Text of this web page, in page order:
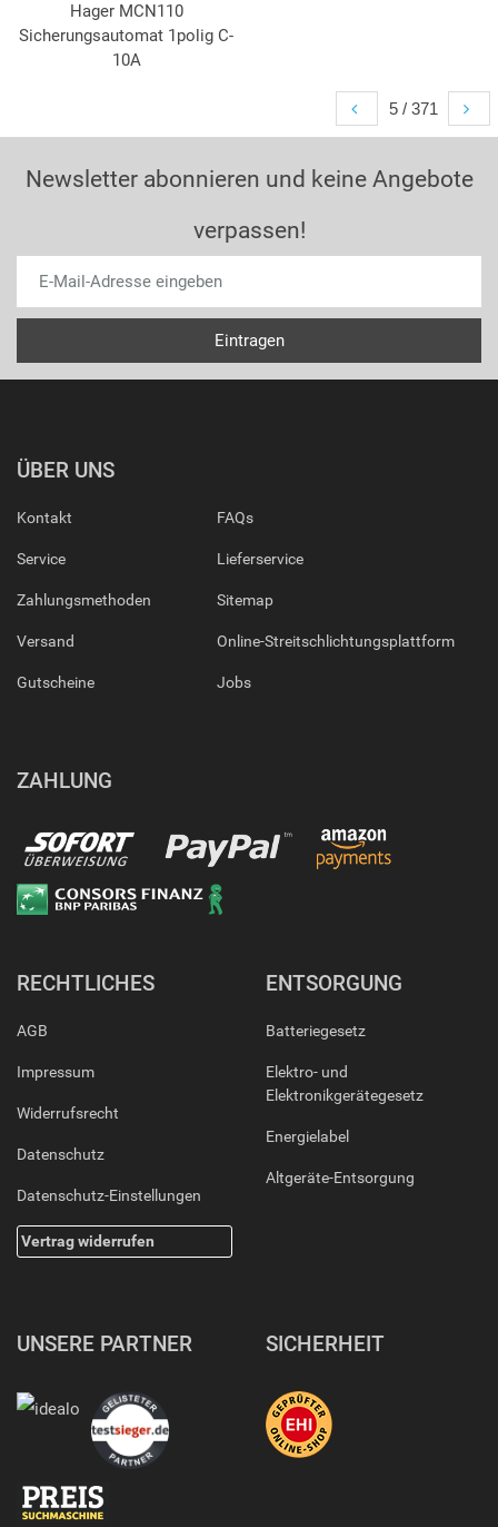
Hager MCN110
Sicherungsautomat 1polig C-
10A
5 / 371
Newsletter abonnieren und keine Angebote
verpassen!
ÜBER UNS
Kontakt
Service
Zahlungsmethoden
Versand
Gutscheine
FAQs
Lieferservice
Sitemap
Online-Streitschlichtungsplattform
Jobs
ZAHLUNG
RECHTLICHES
AGB
Impressum
Widerrufsrecht
Datenschutz
Datenschutz-Einstellungen
Vertrag widerrufen
ENTSORGUNG
Batteriegesetz
Elektro- und
Elektronikgerätegesetz
Energielabel
Altgeräte-Entsorgung
UNSERE PARTNER SICHERHEIT